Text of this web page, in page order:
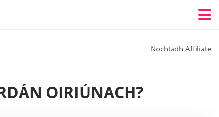
Nochtadh Affiliate
OIRIÚNACH?